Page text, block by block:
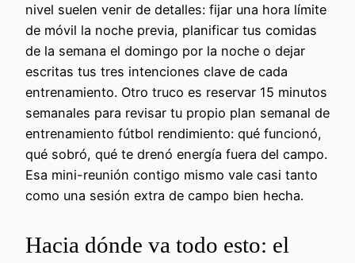
nivel suelen venir de detalles: fijar una hora límite
de móvil la noche previa, planificar tus comidas
de la semana el domingo por la noche o dejar
escritas tus tres intenciones clave de cada
entrenamiento. Otro truco es reservar 15 minutos
semanales para revisar tu propio plan semanal de
entrenamiento fútbol rendimiento: qué funcionó,
qué sobró, qué te drenó energía fuera del campo.
Esa mini-reunión contigo mismo vale casi tanto
como una sesión extra de campo bien hecha.
Hacia dónde va todo esto: el